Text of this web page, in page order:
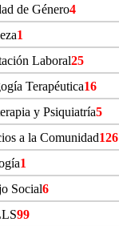
de Género4
1
Laboral25
Terapéutica16
y Psiquiatría5
a la Comunidad126
1
Social6
99